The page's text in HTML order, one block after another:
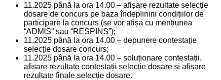
11.2025 până la ora 14.00 – afișare rezultate selecție
dosare de concurs pe baza îndeplinirii condițiilor de
participare la concurs (se vor afișa cu mențiunea
“ADMIS” sau “RESPINS”);
11.2025 până la ora 14.00 – depunere contestație
selecție dosare concurs;
11.2025 până la ora 14.00 – soluționare contestații,
afișare rezultate contestații selecție dosare și afișare
rezultate finale selecție dosare.